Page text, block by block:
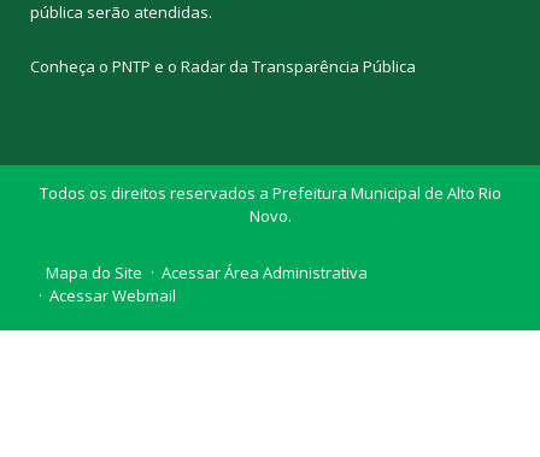
pública serão atendidas.
Conheça o PNTP e o Radar da Transparência Pública
Todos os direitos reservados a Prefeitura Municipal de Alto Rio
Novo.
Mapa do Site
Acessar Área Administrativa
Acessar Webmail